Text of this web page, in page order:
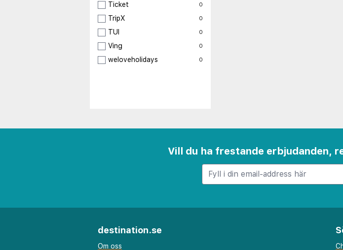
Ticket 0
TripX 0
TUI 0
Ving 0
weloveholidays 0
Vill du ha frestande erbjudanden,
destination.se
Om oss